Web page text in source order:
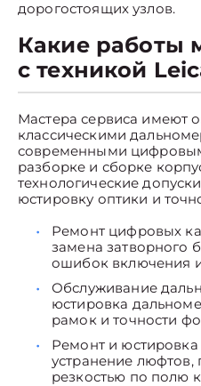
дорогостоящих узлов.
Какие работы
с техникой
Мастера сервиса имеют
классическими
современными
разборке и сборке
технологические
юстировку оптики и
Ремонт цифровых
замена затворного
ошибок включения
Обслуживание
юстировка
рамок и точности
Ремонт и юстировка
устранение люфтов,
резкостью по полю